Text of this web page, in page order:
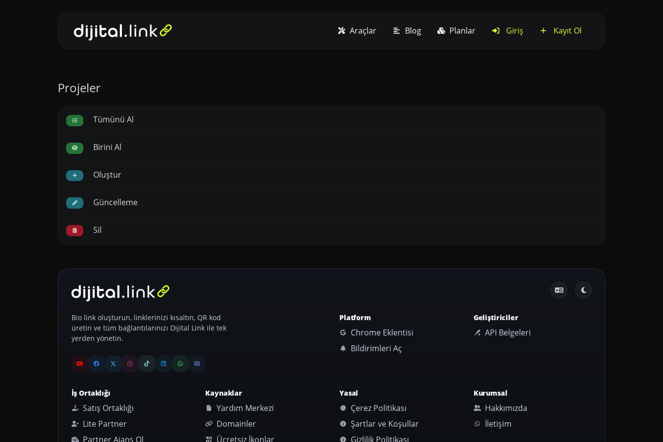
Araçlar Blog Planlar Giriş Kayıt Ol
Projeler
Tümünü Al
Birini Al
Oluştur
Güncelleme
Sil
Bio link oluşturun, linklerinizi kısaltın, QR kod
üretin ve tüm bağlantılarınızı Dijital Link ile tek
yerden yönetin.
Platform
Chrome Eklentisi
Bildirimleri Aç
Geliştiriciler
API Belgeleri
İş Ortaklığı
Satış Ortaklığı
Lite Partner
Partner Ajans Ol
Kaynaklar
Yardım Merkezi
Domainler
Ücretsiz İkonlar
Yasal
Çerez Politikası
Şartlar ve Koşullar
Gizlilik Politikası
Kurumsal
Hakkımızda
İletişim